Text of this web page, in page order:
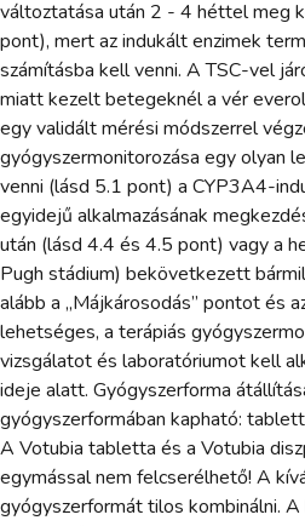
változtatása után 2 - 4 héttel meg
pont), mert az indukált enzimek
számításba kell venni. A TSC-vel
miatt kezelt betegeknél a vér
egy validált mérési módszerrel
gyógyszermonitorozása egy olyan
venni (lásd 5.1 pont) a CYP3A4-
egyidejű alkalmazásának
után (lásd 4.4 és 4.5 pont) vagy a
Pugh stádium) bekövetkezett
alább a „Májkárosodás” pontot és
lehetséges, a terápiás
vizsgálatot és laboratóriumot kell
ideje alatt. Gyógyszerforma
gyógyszerformában kapható:
A Votubia tabletta és a Votubia
egymással nem felcserélhető! A
gyógyszerformát tilos kombinálni. A